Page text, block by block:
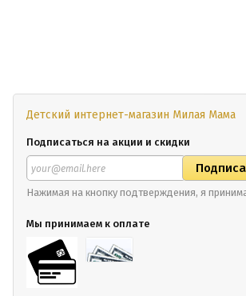
Детский интернет-магазин Милая Мама
Подписаться на акции и скидки
Нажимая на кнопку подтверждения, я
Мы принимаем к оплате